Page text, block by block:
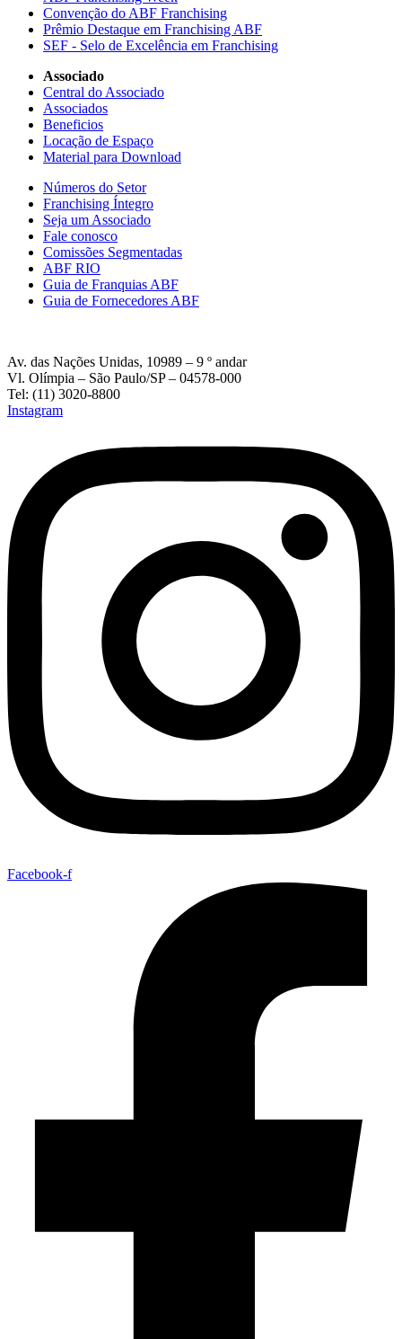
Convenção do ABF Franchising
Prêmio Destaque em Franchising ABF
SEF - Selo de Excelência em Franchising
Associado
Central do Associado
Associados
Beneficios
Locação de Espaço
Material para Download
Números do Setor
Franchising Íntegro
Seja um Associado
Fale conosco
Comissões Segmentadas
ABF RIO
Guia de Franquias ABF
Guia de Fornecedores ABF
Av. das Nações Unidas, 10989 – 9 º andar
Vl. Olímpia – São Paulo/SP – 04578-000
Tel: (11) 3020-8800
Instagram
Facebook-f